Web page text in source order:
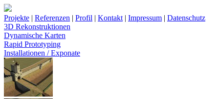
Projekte | Referenzen | Profil | Kontakt | Impressum | Datenschutz
3D Rekonstruktionen
Dynamische Karten
Rapid Prototyping
Installationen / Exponate